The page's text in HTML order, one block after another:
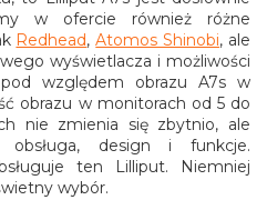
w ofercie również różne
Redhead,Atomos Shinobi, ale
wyświetlacza i możliwości
względem obrazu A7s w
obrazu w monitorach od 5 do
nie zmienia się zbytnio, ale
obsługa, design i funkcje.
ten Lilliput. Niemniej
wybór.